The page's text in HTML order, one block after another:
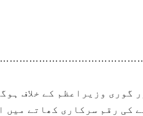
وزیراعظم کے خلاف
کی رقم سرکاری کھاتے میں